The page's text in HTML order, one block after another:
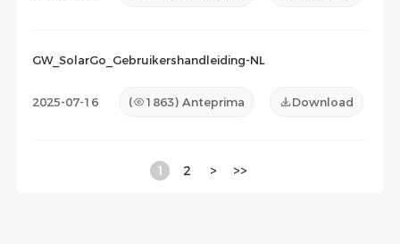
GW_SolarGo_Gebruikershandleiding-NL
2025-07-16 ( 1863) Anteprima Download
1 2 > >>